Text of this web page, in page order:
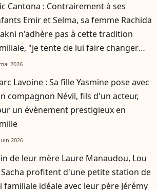
Cantona : Contrairement à ses
Emir et Selma, sa femme Rachida
n'adhère pas à cette tradition
"je tente de lui faire changer
2026
Lavoine : Sa fille Yasmine pose avec
compagnon Névil, fils d'un acteur,
un évènement prestigieux en
2026
de leur mère Laure Manaudou, Lou
profitent d'une petite station de
familiale idéale avec leur père Jérémy